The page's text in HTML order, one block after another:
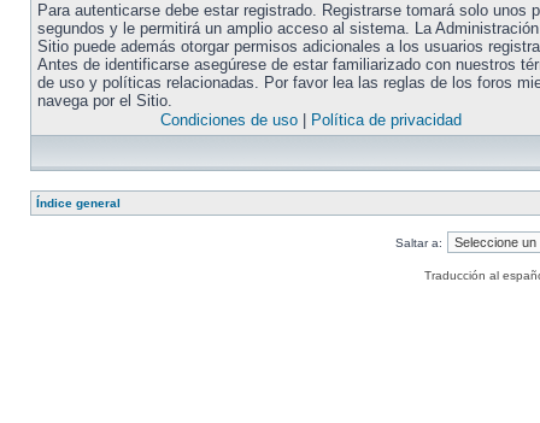
Para autenticarse debe estar registrado. Registrarse tomará solo unos
segundos y le permitirá un amplio acceso al sistema. La
Sitio puede además otorgar permisos adicionales a los usuarios
Antes de identificarse asegúrese de estar familiarizado con nuestros
de uso y políticas relacionadas. Por favor lea las reglas de los foros
navega por el Sitio.
Condiciones de uso| Política de privacidad
Índice general
Saltar a:
Traducción al